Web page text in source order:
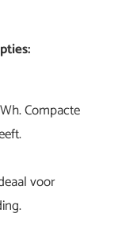
Compacte
voor